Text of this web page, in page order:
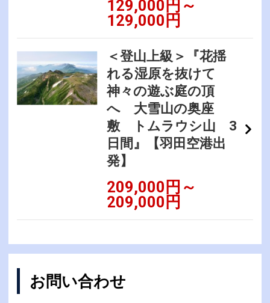
129,000円～
129,000円
＜登山上級＞『花揺
れる湿原を抜けて
神々の遊ぶ庭の頂
へ 大雪山の奥座
敷 トムラウシ山 3
日間』【羽田空港出
発】
209,000円～
209,000円
お問い合わせ